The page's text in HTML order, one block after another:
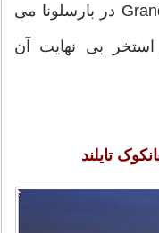
بر فراز پشت بام Grand Hotel Central در بارسلونا می
استخر بی نهایت آن